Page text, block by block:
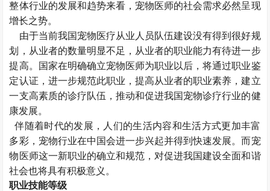
整体行业的发展和趋势来看，宠物医师的社会需求必然呈现
增长之势。
由于当前我国宠物医疗从业人员队伍建设没有得到很好规
划，从业者的数量明显不足，从业者的职业能力有待进一步
提高。国家在明确确立宠物医师为职业以后，将通过职业鉴
定认证，进一步规范此职业，提高从业者的职业素养，建立
一支高素质的诊疗队伍，推动和促进我国宠物诊疗行业的健
康发展。
伴随着时代的发展，人们的生活内容和生活方式更加丰富
多彩，宠物行业在中国会进一步兴起并得到快速发展。而宠
物医师这一新职业的确立和规范，对促进我国建设全面和谐
社会也将具有积极意义。
职业技能等级